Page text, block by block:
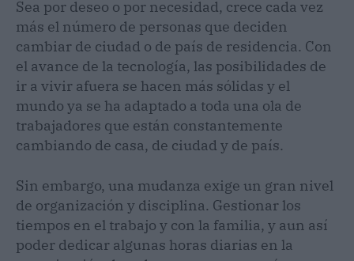
Sea por deseo o por necesidad, crece cada vez
más el número de personas que deciden
cambiar de ciudad o de país de residencia. Con
el avance de la tecnología, las posibilidades de
ir a vivir afuera se hacen más sólidas y el
mundo ya se ha adaptado a toda una ola de
trabajadores que están constantemente
cambiando de casa, de ciudad y de país.
Sin embargo, una mudanza exige un gran nivel
de organización y disciplina. Gestionar los
tiempos en el trabajo y con la familia, y aun así
poder dedicar algunas horas diarias en la